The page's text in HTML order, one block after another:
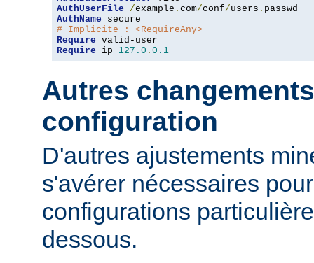
AuthUserFile
/example . com/conf/users .
AuthName
# Implicite : <RequireAny>
Require
Require ip 127.0 . 0.1
Autres
configuration
D'autres ajustements
s'avérer nécessaires
configurations
dessous.